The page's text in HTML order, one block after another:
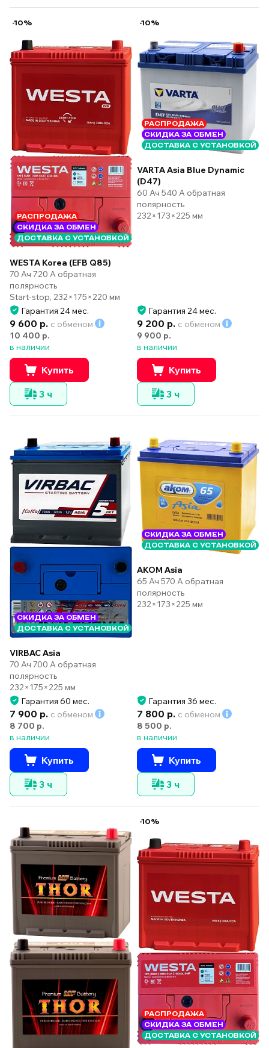
-10%
РАСПРОДАЖА
СКИДКА ЗА ОБМЕН
ДОСТАВКА С УСТАНОВКОЙ
WESTA Korea (EFB Q85)
70 Ач 720 А обратная
полярность
Start-stop, 232×175×220 мм
Гарантия 24 мес.
9 600 р. с обменом
10 400 р.
в наличии
Купить
3 ч
-10%
РАСПРОДАЖА
СКИДКА ЗА ОБМЕН
ДОСТАВКА С УСТАНОВКОЙ
VARTA Asia Blue Dynamic
(D47)
60 Ач 540 А обратная
полярность
232×173×225 мм
Гарантия 24 мес.
9 200 р. с обменом
9 900 р.
в наличии
Купить
3 ч
СКИДКА ЗА ОБМЕН
ДОСТАВКА С УСТАНОВКОЙ
VIRBAC Asia
70 Ач 700 А обратная
полярность
232×175×225 мм
Гарантия 60 мес.
7 900 р. с обменом
8 700 р.
в наличии
Купить
3 ч
СКИДКА ЗА ОБМЕН
ДОСТАВКА С УСТАНОВКОЙ
AKOM Asia
65 Ач 570 А обратная
полярность
232×173×225 мм
Гарантия 36 мес.
7 800 р. с обменом
8 500 р.
в наличии
Купить
3 ч
-10%
РАСПРОДАЖА
СКИДКА ЗА ОБМЕН
ДОСТАВКА С УСТАНОВКОЙ